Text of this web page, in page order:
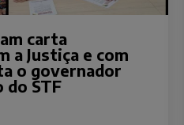
carta
a Justiça e com
o governador
do STF